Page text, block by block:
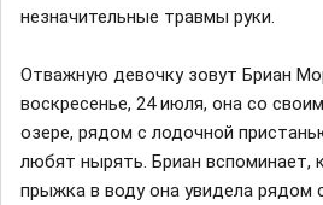
незначительные травмы руки.
Отважную девочку зовут Бриан
воскресенье, 24 июля, она со
озере, рядом с лодочной
любят нырять. Бриан вспоминает,
прыжка в воду она увидела рядом